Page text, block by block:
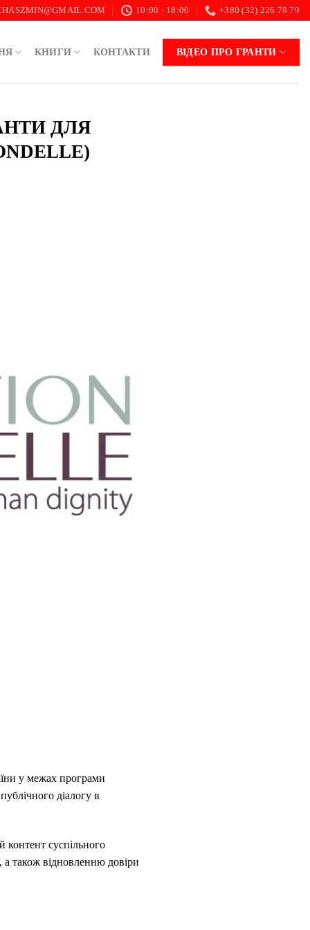
10:00 - 18:00 +380 (32) 226 78 79
КНИГИ КОНТАКТИ ВІДЕО ПРО ГРАНТИ
ДЛЯ
у межах програми
діалогу в
суспільного
а також відновленню довіри